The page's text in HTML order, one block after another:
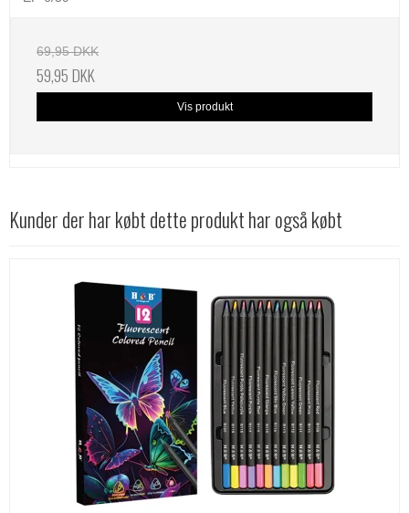
69,95 DKK
59,95 DKK
Vis produkt
Kunder der har købt dette produkt har også købt